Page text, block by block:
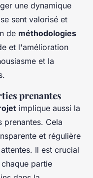
une dynamique
sent valorisé et
de méthodologies
et l'amélioration
et la
prenantes
implique aussi la
prenantes. Cela
et régulière
Il est crucial
partie